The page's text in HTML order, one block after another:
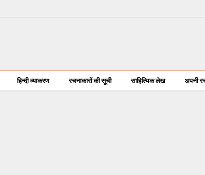
हिन्दी व्याकरण रचनाकारों की सूची साहित्यिक लेख अपनी